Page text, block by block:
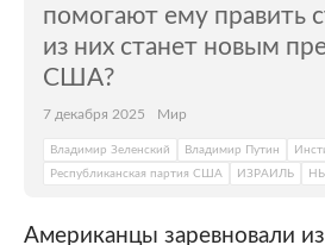
помогают ему править
из них станет новым
США?
7 декабря 2025 Мир
Владимир Зеленский Владимир Путин
Республиканская партия США
ИЗРАИЛЬ
Американцы заревновали